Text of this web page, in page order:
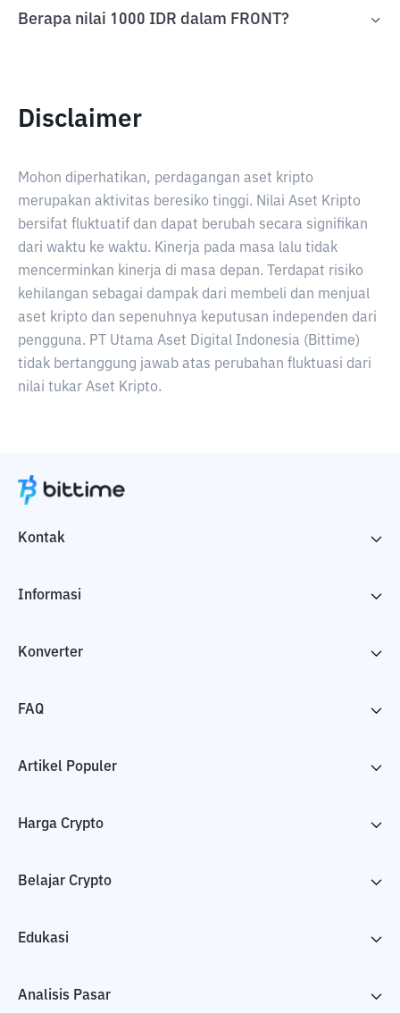
Berapa nilai 1000 IDR dalam FRONT?
Disclaimer
Mohon diperhatikan, perdagangan aset kripto
merupakan aktivitas beresiko tinggi. Nilai Aset Kripto
bersifat fluktuatif dan dapat berubah secara signifikan
dari waktu ke waktu. Kinerja pada masa lalu tidak
mencerminkan kinerja di masa depan. Terdapat risiko
kehilangan sebagai dampak dari membeli dan menjual
aset kripto dan sepenuhnya keputusan independen dari
pengguna. PT Utama Aset Digital Indonesia (Bittime)
tidak bertanggung jawab atas perubahan fluktuasi dari
nilai tukar Aset Kripto.
Kontak
Informasi
Konverter
FAQ
Artikel Populer
Harga Crypto
Belajar Crypto
Edukasi
Analisis Pasar